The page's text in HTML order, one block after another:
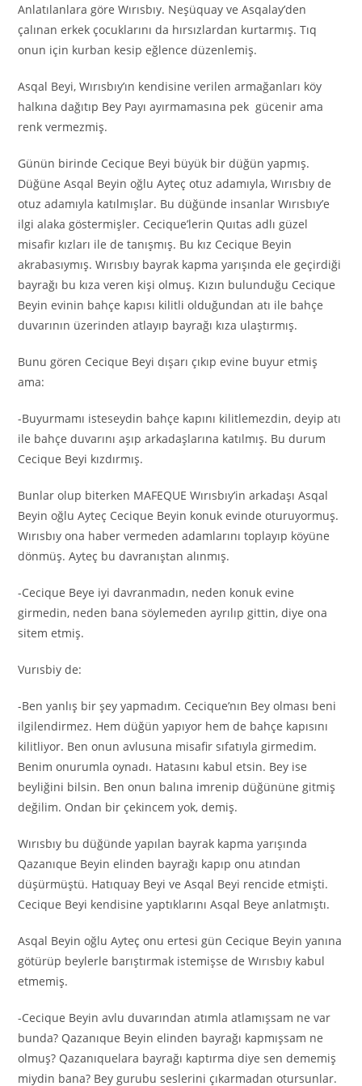
Anlatılanlara göre Wırısbıy. Neşüquay ve Asqalay’den
çalınan erkek çocuklarını da hırsızlardan kurtarmış. Tıq
onun için kurban kesip eğlence düzenlemiş.
Asqal Beyi, Wırısbıy’ın kendisine verilen armağanları köy
halkına dağıtıp Bey Payı ayırmamasına pek gücenir ama
renk vermezmiş.
Günün birinde Cecique Beyi büyük bir düğün yapmış.
Düğüne Asqal Beyin oğlu Ayteç otuz adamıyla, Wırısbıy de
otuz adamıyla katılmışlar. Bu düğünde insanlar Wırısbıy’e
ilgi alaka göstermişler. Cecique’lerin Quıtas adlı güzel
misafir kızları ile de tanışmış. Bu kız Cecique Beyin
akrabasıymış. Wırısbıy bayrak kapma yarışında ele geçirdiği
bayrağı bu kıza veren kişi olmuş. Kızın bulunduğu Cecique
Beyin evinin bahçe kapısı kilitli olduğundan atı ile bahçe
duvarının üzerinden atlayıp bayrağı kıza ulaştırmış.
Bunu gören Cecique Beyi dışarı çıkıp evine buyur etmiş
ama:
-Buyurmamı isteseydin bahçe kapını kilitlemezdin, deyip atı
ile bahçe duvarını aşıp arkadaşlarına katılmış. Bu durum
Cecique Beyi kızdırmış.
Bunlar olup biterken MAFEQUE Wırısbıy’in arkadaşı Asqal
Beyin oğlu Ayteç Cecique Beyin konuk evinde oturuyormuş.
Wırısbıy ona haber vermeden adamlarını toplayıp köyüne
dönmüş. Ayteç bu davranıştan alınmış.
-Cecique Beye iyi davranmadın, neden konuk evine
girmedin, neden bana söylemeden ayrılıp gittin, diye ona
sitem etmiş.
Vurısbiy de:
-Ben yanlış bir şey yapmadım. Cecique’nın Bey olması beni
ilgilendirmez. Hem düğün yapıyor hem de bahçe kapısını
kilitliyor. Ben onun avlusuna misafir sıfatıyla girmedim.
Benim onurumla oynadı. Hatasını kabul etsin. Bey ise
beyliğini bilsin. Ben onun balına imrenip düğününe gitmiş
değilim. Ondan bir çekincem yok, demiş.
Wırısbıy bu düğünde yapılan bayrak kapma yarışında
Qazanıque Beyin elinden bayrağı kapıp onu atından
düşürmüştü. Hatıquay Beyi ve Asqal Beyi rencide etmişti.
Cecique Beyi kendisine yaptıklarını Asqal Beye anlatmıştı.
Asqal Beyin oğlu Ayteç onu ertesi gün Cecique Beyin yanına
götürüp beylerle barıştırmak istemişse de Wırısbıy kabul
etmemiş.
-Cecique Beyin avlu duvarından atımla atlamışsam ne var
bunda? Qazanıque Beyin elinden bayrağı kapmışsam ne
olmuş? Qazanıquelara bayrağı kaptırma diye sen dememiş
miydin bana? Bey gurubu seslerini çıkarmadan otursunlar.